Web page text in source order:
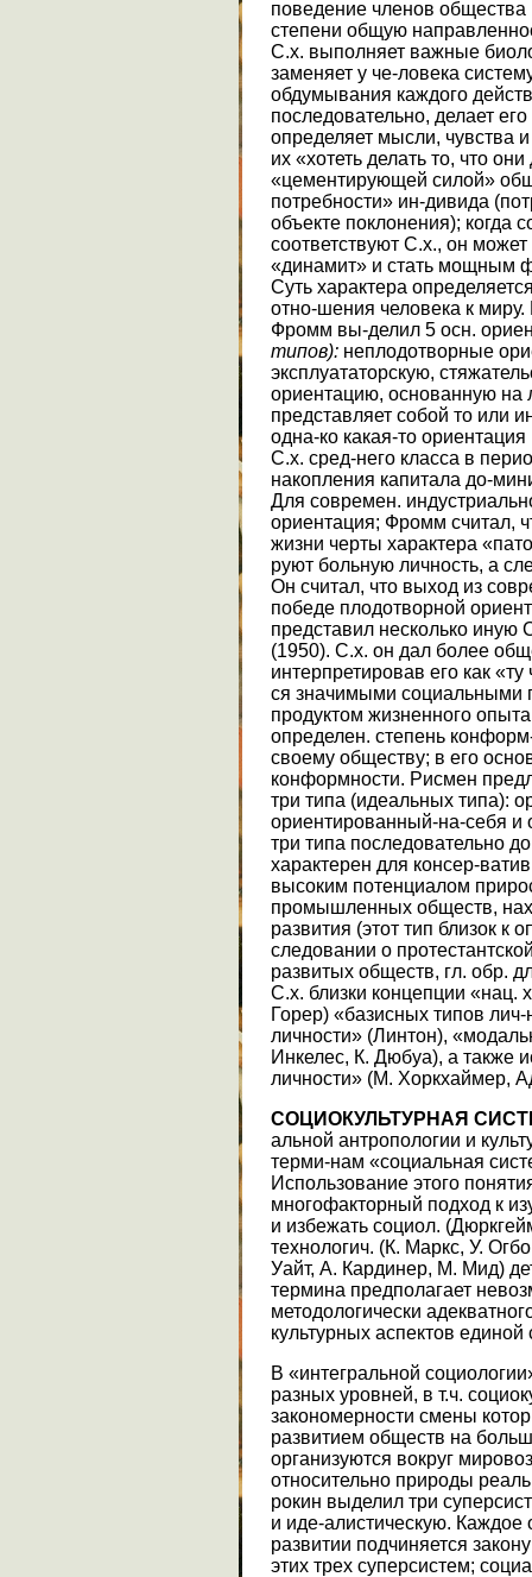
поведение членов
степени общую
С.х. выполняет важные
заменяет у че-ловека
обдумывания каждого
последовательно, делает
определяет мысли, чувства
их «хотеть делать то, что
«цементирующей силой»
потребности» ин-дивида
объекте поклонения); когда
соответствуют С.х., он
«динамит» и стать мощным
Суть характера
отно-шения человека к
Фромм вы-делил 5 осн.
типов): неплодотворные
эксплуататорскую,
ориентацию, основанную на
представляет собой то или
одна-ко какая-то
С.х. сред-него класса в
накопления капитала до-
Для современ.
ориентация; Фромм считал,
жизни черты характера
руют больную личность, а
Он считал, что выход из
победе плодотворной
представил несколько иную
(1950). С.х. он дал более
интерпретировав его как
ся значимыми социальными
продуктом жизненного
определен. степень
своему обществу; в его
конформности. Рисмен
три типа (идеальных типа):
ориентированный-на-себя и
три типа последовательно
характерен для консер-
высоким потенциалом
промышленных обществ,
развития (этот тип близок
следовании о
развитых обществ, гл. обр.
С.х. близки концепции «нац.
Горер) «базисных типов
личности» (Линтон),
Инкелес, К. Дюбуа), а также
личности» (М. Хоркхаймер,
СОЦИОКУЛЬТУРНАЯ
альной антропологии и
терми-нам «социальная
Использование этого
многофакторный подход к
и избежать социол.
технологич. (К. Маркс, У.
Уайт, А. Кардинер, М. Мид)
термина предполагает
методологически
культурных аспектов
В «интегральной
разных уровней, в т.ч.
закономерности смены
развитием обществ на
организуются вокруг
относительно природы
рокин выделил три
и иде-алистическую. Каждое
развитии подчиняется
этих трех суперсистем;